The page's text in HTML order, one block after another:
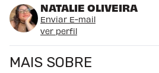
NATALIE OLIVEIRA
Enviar E-mail
ver perfil
MAIS SOBRE